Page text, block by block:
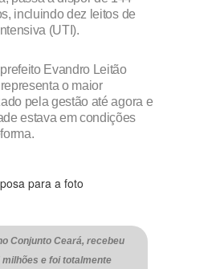
incluindo dez leitos de
(UTI).
Evandro Leitão
o maior
pela gestão até agora e
estava em condições
Conjunto Ceará, recebeu
e foi totalmente